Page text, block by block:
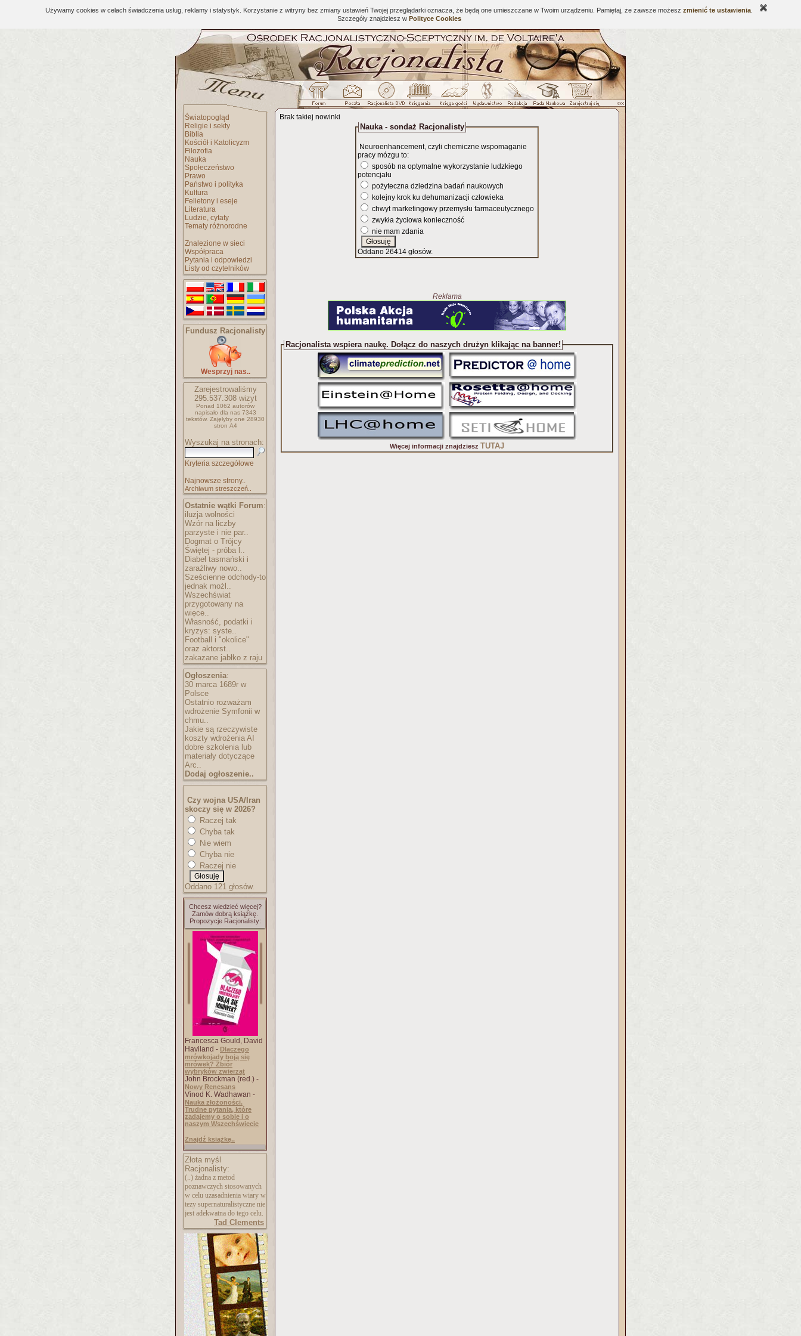
Używamy cookies w celach świadczenia usług, reklamy i statystyk. Korzystanie z witryny bez zmiany ustawień Twojej przeglądarki oznacza, że będą one umieszczane w Twoim urządzeniu. Pamiętaj, że zawsze możesz zmienić te ustawienia
Szczegóły znajdziesz w Polityce Cookies
Światopogląd
Religie i sekty
Biblia
Kościół i Katolicyzm
Filozofia
Nauka
Społeczeństwo
Prawo
Państwo i polityka
Kultura
Felietony i eseje
Literatura
Ludzie, cytaty
Tematy różnorodne
Znalezione w sieci
Współpraca
Pytania i odpowiedzi
Listy od czytelników
Fundusz Racjonalisty
Wesprzyj nas..
Zarejestrowaliśmy
295.537.308wizyt
Ponad 1062 autorów
napisało dla nas 7343
tekstów. Zajęłyby one 28930
stron A4
Wyszukaj na stronach:
Kryteria szczegółowe
Najnowsze strony..
Archiwum streszczeń..
Ostatnie wątki Forum:
iluzja wolności
Wzór na liczby
parzyste i nie par..
Dogmat o Trójcy
Świętej - próba l..
Diabeł tasmański i
zaraźliwy nowo..
Sześcienne odchody-to
jednak możl..
Wszechświat
przygotowany na
więce..
Własność, podatki i
kryzys: syste..
Football i "okolice"
oraz aktorst..
zakazane jabłko z raju
Ogłoszenia:
30 marca 1689r w
Polsce
Ostatnio rozważam
wdrożenie Symfonii w
chmu..
Jakie są rzeczywiste
koszty wdrożenia AI
dobre szkolenia lub
materiały dotyczące
Arc..
Dodaj ogłoszenie..
Czy wojna USA/Iran
skoczy się w 2026?
Raczej tak
Chyba tak
Nie wiem
Chyba nie
Raczej nie
Oddano 121 głosów.
Chcesz wiedzieć więcej?
Zamów dobrą książkę.
Propozycje Racjonalisty:
Francesca Gould, David
Haviland - Dlaczego
mrówkojady boją się
mrówek? Zbiór
wybryków zwierząt
John Brockman (red.) -
Nowy Renesans
Vinod K. Wadhawan -
Nauka złożoności.
Trudne pytania, które
zadajemy o sobie i o
naszym Wszechświecie
Znajdź książkę..
Złota myśl
Racjonalisty:
(..) żadna z metod
poznawczych stosowanych
w celu uzasadnienia wiary w
tezy supernaturalistyczne nie
jest adekwatna do tego celu.
Tad Clements
Brak takiej nowinki
Nauka - sondaż Racjonalisty
Neuroenhancement, czyli chemiczne wspomaganie
pracy mózgu to:
sposób na optymalne wykorzystanie ludzkiego
potencjału
pożyteczna dziedzina badań naukowych
kolejny krok ku dehumanizacji człowieka
chwyt marketingowy przemysłu farmaceutycznego
zwykła życiowa konieczność
nie mam zdania
Oddano 26414 głosów.
Reklama
Racjonalista wspiera naukę. Dołącz do naszych drużyn klikając na banner!
Więcej informacji znajdziesz TUTAJ